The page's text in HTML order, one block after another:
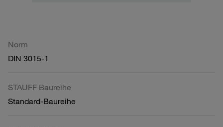
Norm
DIN 3015-1
STAUFF Baureihe
Standard-Baureihe